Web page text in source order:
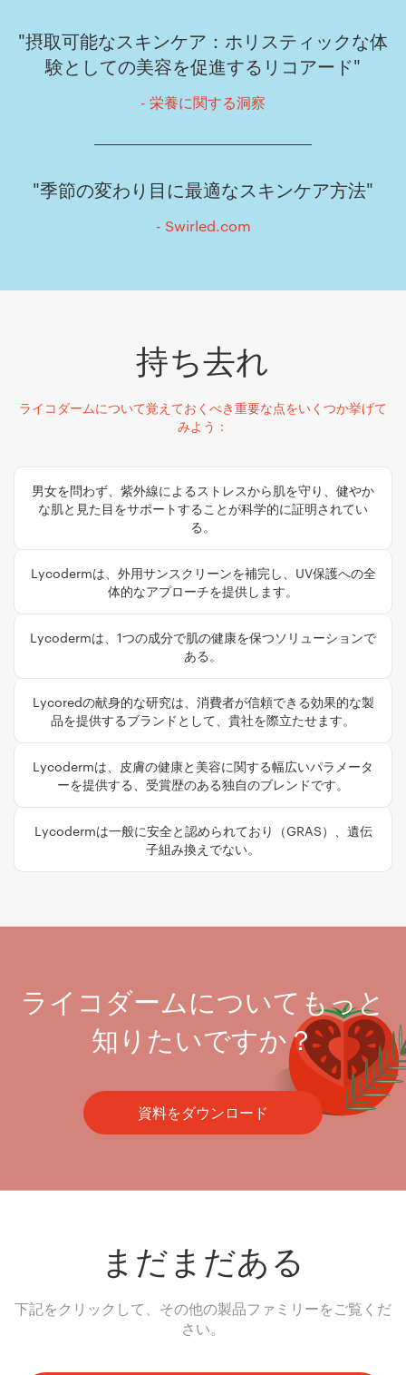
"摂取可能なスキンケア：ホリスティックな体
験としての美容を促進するリコアード"
- 栄養に関する洞察
"季節の変わり目に最適なスキンケア方法"
- Swirled.com
持ち去れ
ライコダームについて覚えておくべき重要な点をいくつか挙げて
みよう：
男女を問わず、紫外線によるストレスから肌を守り、健やか
な肌と見た目をサポートすることが科学的に証明されてい
る。
Lycodermは、外用サンスクリーンを補完し、UV保護への全
体的なアプローチを提供します。
Lycodermは、1つの成分で肌の健康を保つソリューションで
ある。
Lycoredの献身的な研究は、消費者が信頼できる効果的な製
品を提供するブランドとして、貴社を際立たせます。
Lycodermは、皮膚の健康と美容に関する幅広いパラメータ
ーを提供する、受賞歴のある独自のブレンドです。
Lycodermは一般に安全と認められており（GRAS）、遺伝
子組み換えでない。
ライコダームについてもっと
知りたいですか？
資料をダウンロード
まだまだある
下記をクリックして、その他の製品ファミリーをご覧くだ
さい。